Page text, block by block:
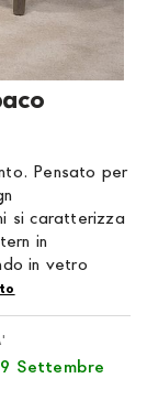
Pensato per
si caratterizza
in
in vetro
Settembre